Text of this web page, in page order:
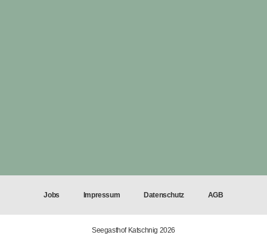
Jobs Impressum Datenschutz AGB
Seegasthof Katschnig 2026